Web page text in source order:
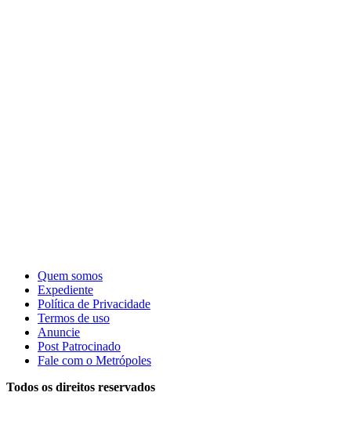
Quem somos
Expediente
Política de Privacidade
Termos de uso
Anuncie
Post Patrocinado
Fale com o Metrópoles
Todos os direitos reservados